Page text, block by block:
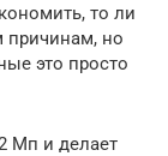
то ли
причинам, но
это просто
Мп и делает